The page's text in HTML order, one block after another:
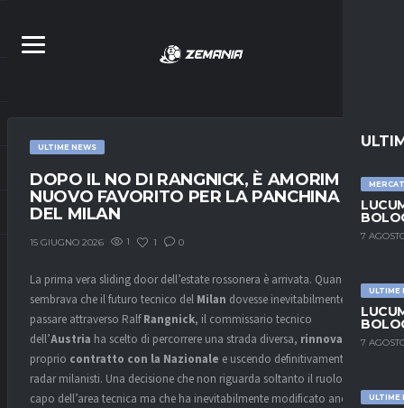
7
ULTIME
7
ULTIME
ULTIME NEWS
DOPO IL NO DI RANGNICK, È AMORIM IL
NUOVO FAVORITO PER LA PANCHINA
DEL MILAN
15 GIUGNO 2026 1 1 0
La prima vera sliding door dell’estate rossonera è arrivata. Quando
sembrava che il futuro tecnico del Milan dovesse inevitabilmente
passare attraverso RalfRangnick, il commissario tecnico
dell’Austria ha scelto di percorrere una strada diversa, rinnovando il
proprio contratto con la Nazionale e uscendo definitivamente dai
radar milanisti. Una decisione che non riguarda soltanto il ruolo di
capo dell’area tecnica ma che ha inevitabilmente modificato anche gli